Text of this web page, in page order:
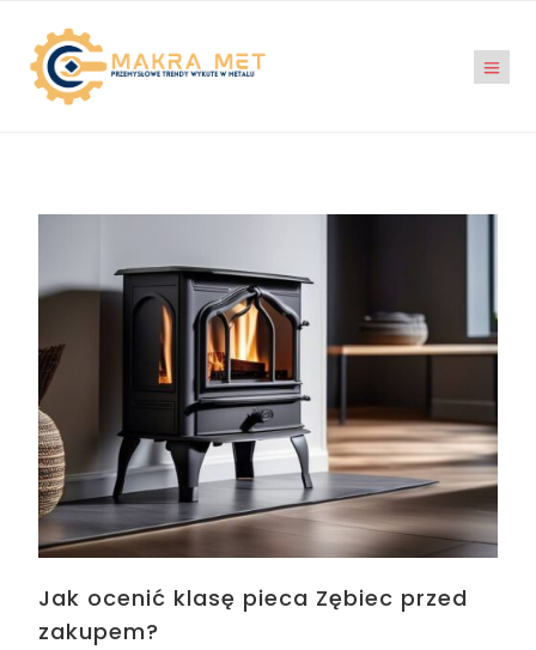
Jak ocenić klasę pieca Zębiec przed
zakupem?